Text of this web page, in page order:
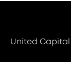
United Capital